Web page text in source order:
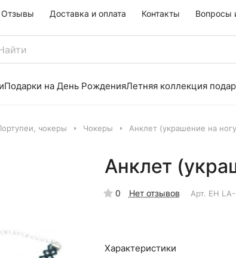
Отзывы Доставка и оплата Контакты Вопросы
Подарки на День РожденияЛетняя коллекция
чокеры Чокеры Анклет (украшение на
Анклет
0 Нет отзывов Арт. EH
Характеристики